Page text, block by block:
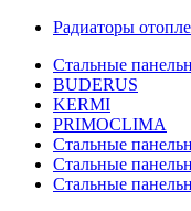
Радиаторы
Стальные
BUDERUS
KERMI
PRIMOCLIMA
Стальные
Стальные
Стальные